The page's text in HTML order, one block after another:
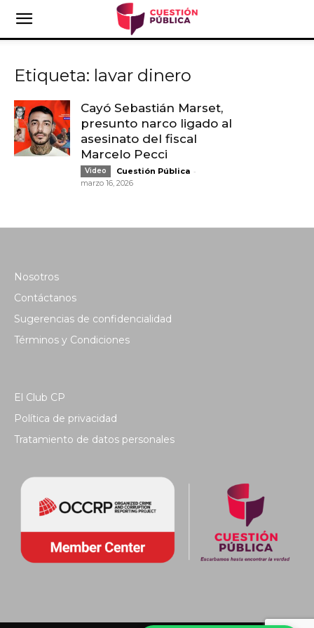
Etiqueta: lavar dinero
Cayó Sebastián Marset,
presunto narco ligado al
asesinato del fiscal
Marcelo Pecci
Video Cuestión Pública -
marzo 16, 2026
Nosotros
Contáctanos
Sugerencias de confidencialidad
Términos y Condiciones
El Club CP
Política de privacidad
Tratamiento de datos personales